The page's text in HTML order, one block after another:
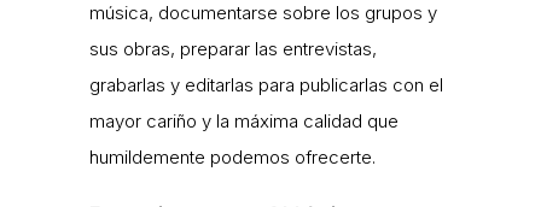
música, documentarse sobre los grupos y
sus obras, preparar las entrevistas,
grabarlas y editarlas para publicarlas con el
mayor cariño y la máxima calidad que
humildemente podemos ofrecerte.